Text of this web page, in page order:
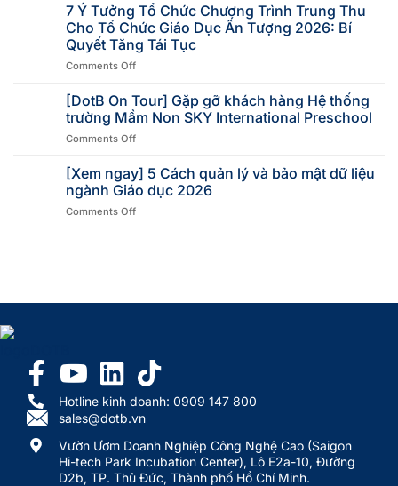
7 Ý Tưởng Tổ Chức Chương Trình Trung Thu
Cho Tổ Chức Giáo Dục Ấn Tượng 2026: Bí
Quyết Tăng Tái Tục
Comments Off
[DotB On Tour] Gặp gỡ khách hàng Hệ thống
trường Mầm Non SKY International Preschool
Comments Off
[Xem ngay] 5 Cách quản lý và bảo mật dữ liệu
ngành Giáo dục 2026
Comments Off
Hotline kinh doanh: 0909 147 800
sales@dotb.vn
Vườn Ươm Doanh Nghiệp Công Nghệ Cao (Saigon
Hi-tech Park Incubation Center), Lô E2a-10, Đường
D2b, TP. Thủ Đức, Thành phố Hồ Chí Minh.